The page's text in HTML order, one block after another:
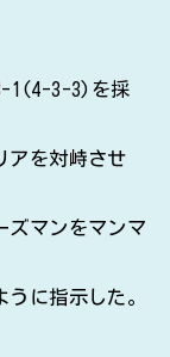
1(4-3-3)を採
アを対峙させ
ズマンをマンマ
に指示した。